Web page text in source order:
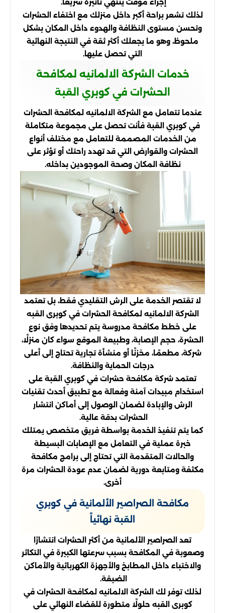
إجراء مؤقت ينتهي تأثيره سريعًا.
لذلك تشعر براحة أكبر داخل منزلك مع اختفاء الحشرات
وتحسن مستوى النظافة والهدوء داخل المكان بشكل
ملحوظ، وهو ما يجعلك أكثر ثقة في النتيجة النهائية
التي تحصل عليها.
خدمات الشركة الالمانيه لمكافحة
الحشرات في كوبري القبة
عندما تتعامل مع الشركة الالمانيه لمكافحة الحشرات
في كوبري القبة فأنت تحصل على مجموعة متكاملة
من الخدمات المصممة للتعامل مع مختلف أنواع
الحشرات والقوارض التي قد تهدد راحتك أو تؤثر على
نظافة المكان وصحة الموجودين بداخله.
لا تقتصر الخدمة على الرش التقليدي فقط، بل تعتمد
الشركة الالمانيه لمكافحة الحشرات في كوبرى القبه
على خطط مكافحة مدروسة يتم تحديدها وفق نوع
الحشرة، حجم الإصابة، وطبيعة الموقع سواء كان منزلًا،
شركة، مطعمًا، مخزنًا أو منشأة تجارية تحتاج إلى أعلى
درجات الحماية والنظافة.
تعتمد شركة مكافحة حشرات في كوبري القبة على
استخدام مبيدات آمنة وفعالة مع تطبيق أحدث تقنيات
الرش والإبادة لضمان الوصول إلى أماكن انتشار
الحشرات بدقة عالية.
كما يتم تنفيذ الخدمة بواسطة فريق متخصص يمتلك
خبرة عملية في التعامل مع الإصابات البسيطة
والحالات المتقدمة التي تحتاج إلى برامج مكافحة
مكثفة ومتابعة دورية لضمان عدم عودة الحشرات مرة
أخرى.
مكافحة الصراصير الألمانية في كوبري
القبة نهائياً
تعد الصراصير الألمانية من أكثر الحشرات انتشارًا
وصعوبة في المكافحة بسبب سرعتها الكبيرة في التكاثر
والاختباء داخل المطابخ والأجهزة الكهربائية والأماكن
الضيقة.
لذلك توفر لك الشركة الالمانيه لمكافحة الحشرات في
كوبرى القبه حلولًا متطورة للقضاء النهائي على